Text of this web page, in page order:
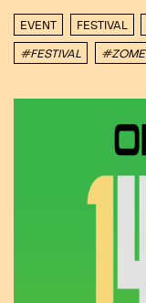
EVENT FESTIVAL
#FESTIVAL